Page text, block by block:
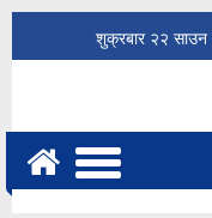
शुक्रबार २२ साउन